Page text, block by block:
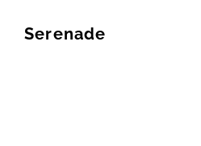
Serenade